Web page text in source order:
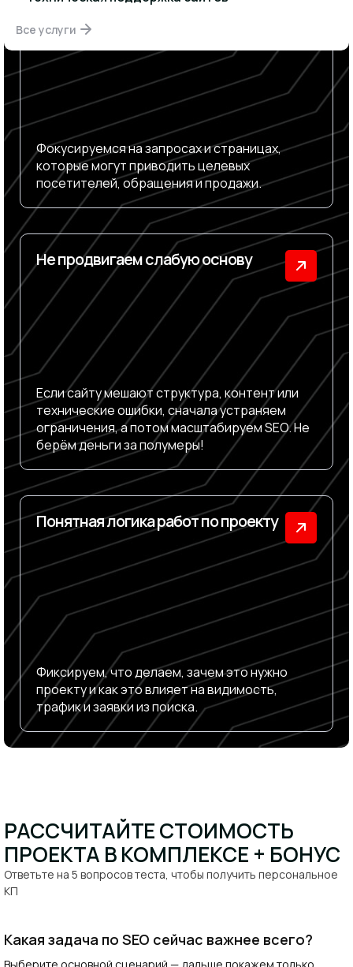
Все услуги
Фокусируемся на запросах и страницах,
которые могут приводить целевых
посетителей, обращения и продажи.
Не продвигаем слабую основу
Если сайту мешают структура, контент или
технические ошибки, сначала устраняем
ограничения, а потом масштабируем SEO. Не
берём деньги за полумеры!
Понятная логика работ по проекту
Фиксируем, что делаем, зачем это нужно
проекту и как это влияет на видимость,
трафик и заявки из поиска.
РАССЧИТАЙТЕ СТОИМОСТЬ
ПРОЕКТА В КОМПЛЕКСЕ + БОНУС​
Ответьте на 5 вопросов теста, чтобы получить персональное
КП​
Какая задача по SEO сейчас важнее всего?